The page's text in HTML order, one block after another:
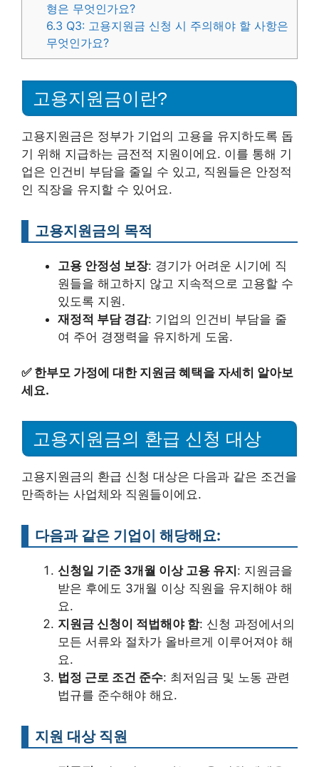
형은 무엇인가요?
6.3 Q3: 고용지원금 신청 시 주의해야 할 사항은
무엇인가요?
고용지원금이란?
고용지원금은 정부가 기업의 고용을 유지하도록 돕
기 위해 지급하는 금전적 지원이에요. 이를 통해 기
업은 인건비 부담을 줄일 수 있고, 직원들은 안정적
인 직장을 유지할 수 있어요.
고용지원금의 목적
고용 안정성 보장: 경기가 어려운 시기에 직
원들을 해고하지 않고 지속적으로 고용할 수
있도록 지원.
재정적 부담 경감: 기업의 인건비 부담을 줄
여 주어 경쟁력을 유지하게 도움.
✅ 한부모 가정에 대한 지원금 혜택을 자세히 알아보
세요.
고용지원금의 환급 신청 대상
고용지원금의 환급 신청 대상은 다음과 같은 조건을
만족하는 사업체와 직원들이에요.
다음과 같은 기업이 해당해요:
신청일 기준 3개월 이상 고용 유지 : 지원금을
받은 후에도 3개월 이상 직원을 유지해야 해
요.
지원금 신청이 적법해야 함: 신청 과정에서의
모든 서류와 절차가 올바르게 이루어져야 해
요.
법정 근로 조건 준수: 최저임금 및 노동 관련
법규를 준수해야 해요.
지원 대상 직원